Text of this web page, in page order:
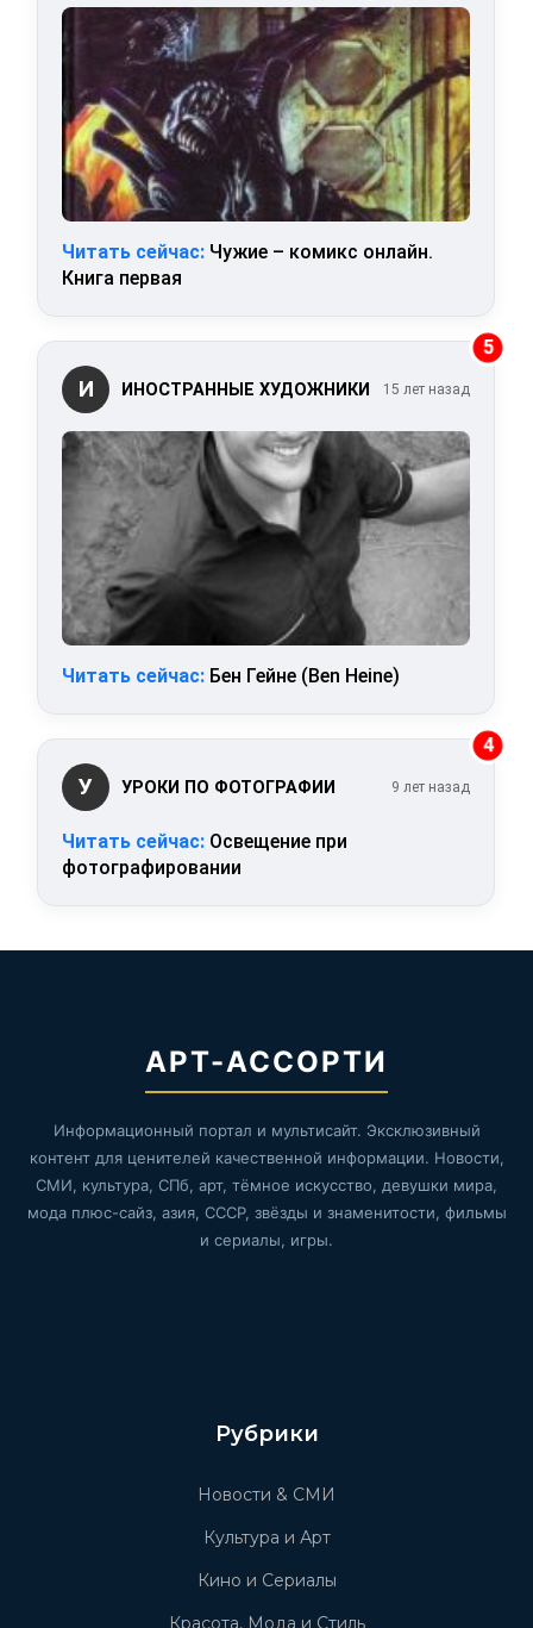
Читать сейчас: Чужие – комикс онлайн.
Книга первая
5
И ИНОСТРАННЫЕ ХУДОЖНИКИ 15 лет назад
Читать сейчас: Бен Гейне (Ben Heine)
4
У УРОКИ ПО ФОТОГРАФИИ 9 лет назад
Читать сейчас: Освещение при
фотографировании
АРТ-АССОРТИ
Информационный портал и мультисайт. Эксклюзивный
контент для ценителей качественной информации. Новости,
СМИ, культура, СПб, арт, тёмное искусство, девушки мира,
мода плюс-сайз, азия, СССР, звёзды и знаменитости, фильмы
и сериалы, игры.
Рубрики
Новости & СМИ
Культура и Арт
Кино и Сериалы
Красота, Мода и Стиль